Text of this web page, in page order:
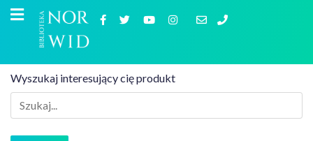
Wyszukaj interesujący cię produkt